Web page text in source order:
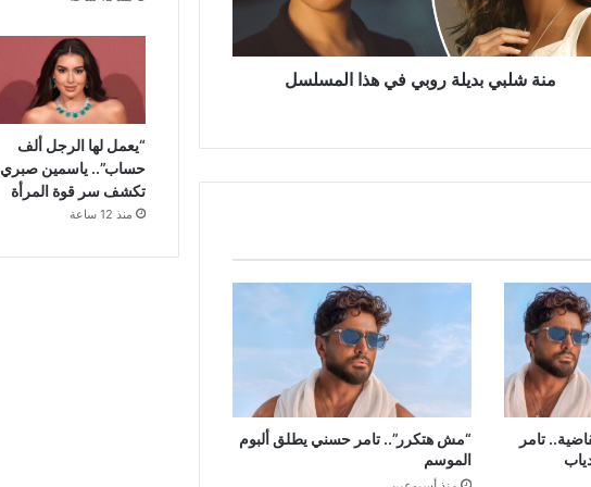
منة شلبي بديلة روبي في هذا المسلسل
تامر
“مش هتكرر”.. تامر حسني يطلق ألبوم
الموسم
“يعمل لها الرجل ألف
حساب”.. ياسمين صبري
تكشف سر قوة المرأة
منذ 12 ساعة